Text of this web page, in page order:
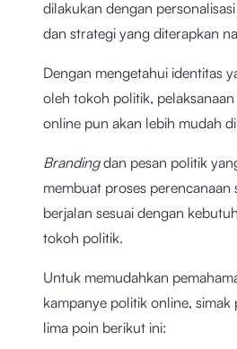
dilakukan dengan
dan strategi yang diterapkan
Dengan mengetahui identitas
oleh tokoh politik,
online pun akan lebih mudah
Brandingdan pesan politik
membuat proses perencanaan
berjalan sesuai dengan
tokoh politik.
Untuk memudahkan
kampanye politik online, simak
lima poin berikut ini: